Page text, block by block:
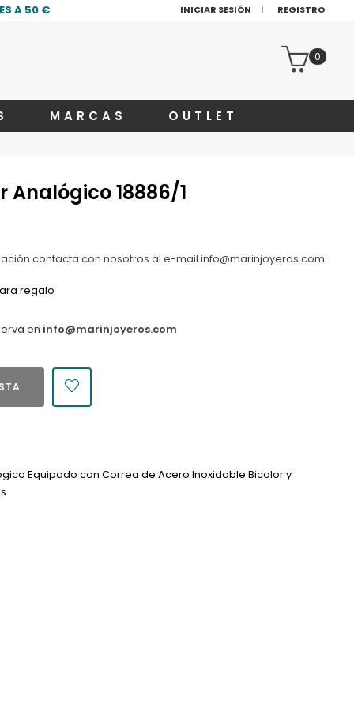
A 50 € INICIAR SESIÓN REGISTRO
0
MARCAS OUTLET
Analógico 18886/1
contacta con nosotros al e-mail info@marinjoyeros.com
regalo
en info@marinjoyeros.com
Equipado con Correa de Acero Inoxidable Bicolor y